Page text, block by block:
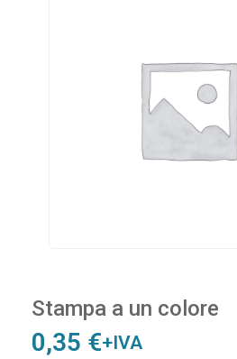
Stampa a un colore
0,35 €+IVA